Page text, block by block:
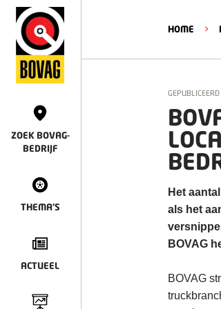
ZOEK BOVAG-
BEDRIJF
THEMA'S
ACTUEEL
HOME >
GEPUBLICEERD
Het
als het
BOVAG
BOVAG